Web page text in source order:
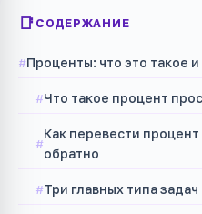
СОДЕРЖАНИЕ
Проценты: что это такое
Что такое процент
Как перевести
обратно
Три главных типа